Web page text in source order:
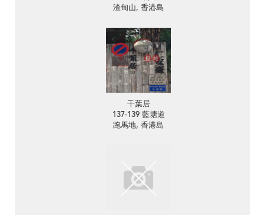
渣甸山, 香港島
千葉居
137-139 藍塘道
跑馬地, 香港島